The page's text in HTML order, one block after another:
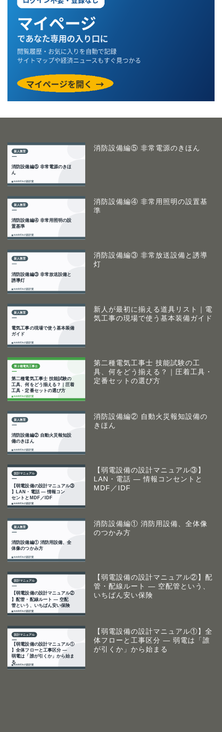
消防設備編⑤ 非常電源のきほん
消防設備編④ 非常用照明の設置基
準
消防設備編③ 非常放送設備と誘導
灯
新人が最初に揃える道具リスト｜電
気工事の現場で使う基本装備ガイド
第二種電気工事士 技能試験の工
具、何をどう揃える？｜圧着工具・
定番セットの選び方
消防設備編② 自動火災報知設備の
きほん
【弱電設備の設計マニュアル③】
LAN・電話 ― 情報コンセントと
MDF／IDF
消防設備編① 消防用設備、全体像
のつかみ方
【弱電設備の設計マニュアル②】配
管・配線ルート ― 空配管という、
いちばん安い保険
【弱電設備の設計マニュアル①】全
体フローと工事区分 ― 弱電は「誰
が引くか」から始まる